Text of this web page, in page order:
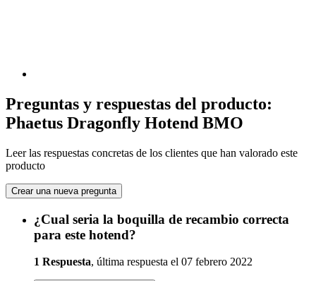
Preguntas y respuestas del producto:
Phaetus Dragonfly Hotend BMO
Leer las respuestas concretas de los clientes que han valorado este
producto
Crear una nueva pregunta
¿Cual seria la boquilla de recambio correcta
para este hotend?
1 Respuesta, última respuesta el 07 febrero 2022